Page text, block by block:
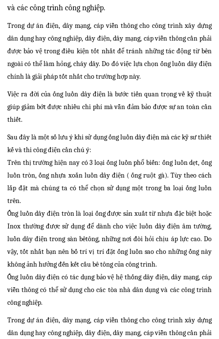
và các công trình công nghiệp.
Trong dự án điện, dây mạng, cáp viễn thông cho công trình xây dựng
dân dụng hay công nghiệp, dây điện, dây mạng, cáp viễn thông cần phải
được bảo vệ trong điều kiện tốt nhất để tránh những tác động từ bên
ngoài có thể làm hỏng, cháy dây. Do đó việc lựa chọn ống luồn dây điện
chính là giải pháp tốt nhất cho trường hợp này.
Việc ra đời của ống luồn dây điện là bước tiến quan trọng về kỹ thuật
giúp giảm bớt được nhiều chi phí mà vẫn đảm bảo được sự an toàn cần
thiết.
Sau đây là một số lưu ý khi sử dụng ống luồn dây điện mà các kỹ sư thiết
kế và thi công điện cần chú ý:
Trên thị trường hiện nay có 3 loại ống luồn phổ biến: ống luồn dẹt, ống
luồn tròn, ống nhựa xoắn luồn dây điện ( ống ruột gà). Tùy theo cách
lắp đặt mà chúng ta có thể chọn sử dụng một trong ba loại ống luồn
trên.
Ống luồn dây điện tròn là loại ống được sản xuất từ nhựa đặc biệt hoặc
Inox thường được sử dụng để dành cho việc luồn dây điện âm tường,
luồn dây điện trong sàn bêtông, những nơi đòi hỏi chịu áp lực cao. Do
vậy, tốt nhất bạn nên bố trí vị trí đặt ống luồn sao cho những ống này
không ảnh hưởng đến kết cấu bê tông của công trình.
Ống luồn dây điện có tác dụng bảo vệ hệ thống dây điện, dây mạng, cáp
viễn thông có thể sử dụng cho các tòa nhà dân dụng và các công trình
công nghiệp.
Trong dự án điện, dây mạng, cáp viễn thông cho công trình xây dựng
dân dụng hay công nghiệp, dây điện, dây mạng, cáp viễn thông cần phải